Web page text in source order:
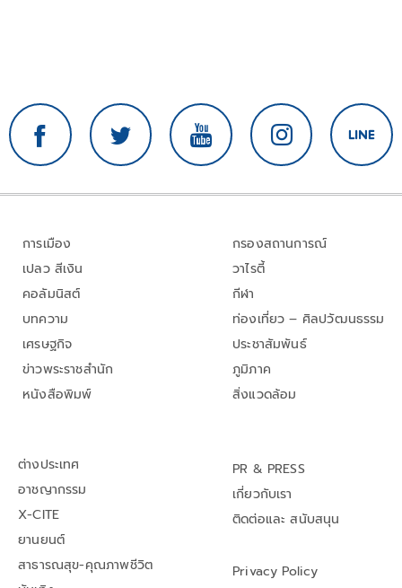
การเมือง
เปลว สีเงิน
คอลัมนิสต์
บทความ
เศรษฐกิจ
ข่าวพระราชสำนัก
หนังสือพิมพ์
กรองสถานการณ์
วาไรตี้
กีฬา
ท่องเที่ยว – ศิลปวัฒนธรรม
ประชาสัมพันธ์
ภูมิภาค
สิ่งแวดล้อม
ต่างประเทศ
อาชญากรรม
X-CITE
ยานยนต์
สาธารณสุข-คุณภาพชีวิต
PR & PRESS
เกี่ยวกับเรา
ติดต่อและ สนับสนุน
Privacy Policy